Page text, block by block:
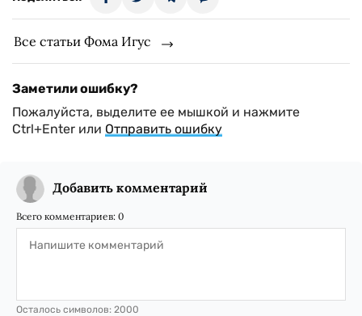
Все статьи Фома Игус
Заметили ошибку?
Пожалуйста, выделите ее мышкой и нажмите
Ctrl+Enter или Отправить ошибку
Добавить комментарий
Всего комментариев: 0
Осталось символов: 2000